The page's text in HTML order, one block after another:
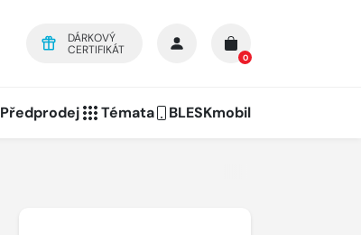
DÁRKOVÝ
CERTIFIKÁT
0
Předprodej Témata BLESKmobil